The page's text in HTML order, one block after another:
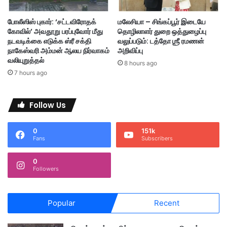
யா
டு
டு
கி
ற
கோ
பி
ந்
ங்
க
ல்
போலீஸிஸ் புகார்: ‘சட்டவிரோதக்
கோவில்’ அவதூறு பரப்புவோர் மீது
நடவடிக்கை எடுக்க ஸ்ரீ சக்தி
நாகேஸ்வரி அம்மன் ஆலய நிர்வாகம்
வலியுறுத்தல்
7 hours ago
மலேசியா – சிங்கப்பூர் இடையே
தொழிலாளர் துறை ஒத்துழைப்பு
வலுப்படும்: டத்தோ ஶ்ரீ ரமணன்
அறிவிப்பு
8 hours ago
Follow Us
0
Fans
151k
Subscribers
0
Followers
Popular Recent